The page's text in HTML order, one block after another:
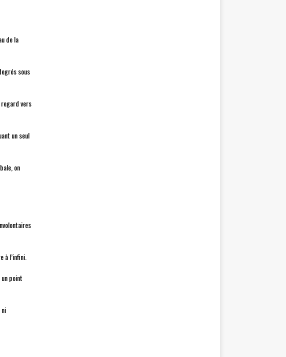
de la
sous
vers
un seul
on
l’infini.
point